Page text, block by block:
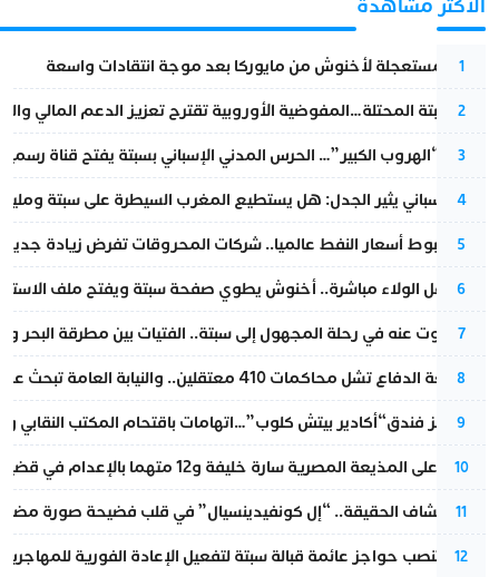
الأكثر مشاهدة
1
عودة مستعجلة لأخنوش من مايوركا بعد موجة انتقادات واسعة
2
أزمة سبتة المحتلة…المفوضية الأوروبية تقترح تعزيز الدعم المالي
3
عملية “الهروب الكبير”… الحرس المدني الإسباني بسبتة يفتح قناة
4
تقرير إسباني يثير الجدل: هل يستطيع المغرب السيطرة على سبتة
5
رغم هبوط أسعار النفط عالميا.. شركات المحروقات تفرض زيادة
6
بعد حفل الولاء مباشرة.. أخنوش يطوي صفحة سبتة ويفتح ملف
7
المسكوت عنه في رحلة المجهول إلى سبتة.. الفتيات بين مطرقة البحر
8
مقاطعة الدفاع تشل محاكمات 410 معتقلين.. والنيابة العامة تبحث عن حل قانوني
9
أزمة تهز فندق“أكادير بيتش كلوب”…اتهامات باقتحام المكتب النقابي
10
الحكم على المذيعة المصرية سارة خليفة و12 متهما بالإعدام في قضية هزت بلاد الفراعنة
11
بعد انكشاف الحقيقة.. “إل كونفيدينسيال” في قلب فضيحة صورة
12
إسبانيا تنصب حواجز عائمة قبالة سبتة لتفعيل الإعادة الفورية للمهاجرين